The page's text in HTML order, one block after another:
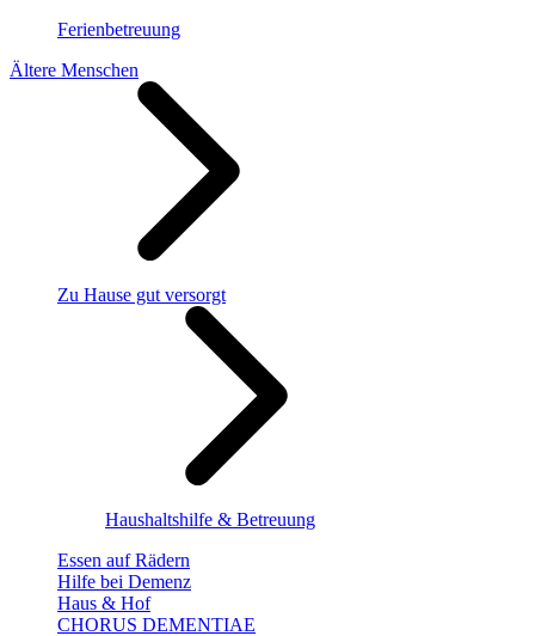
Ferienbetreuung
Ältere Menschen
Zu Hause gut versorgt
Haushaltshilfe & Betreuung
Essen auf Rädern
Hilfe bei Demenz
Haus & Hof
CHORUS DEMENTIAE